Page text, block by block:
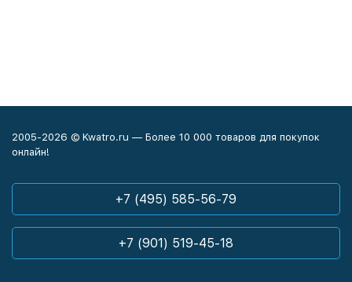
2005-2026 © Kwatro.ru — Более 10 000 товаров для покупок
онлайн!
+7 (495) 585-56-79
+7 (901) 519-45-18